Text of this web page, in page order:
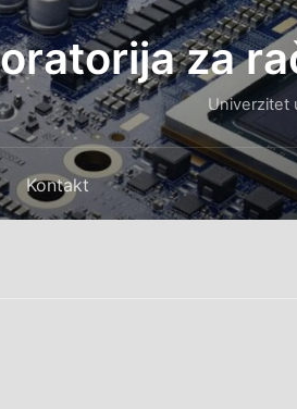
za
Univerzitet
Kontakt